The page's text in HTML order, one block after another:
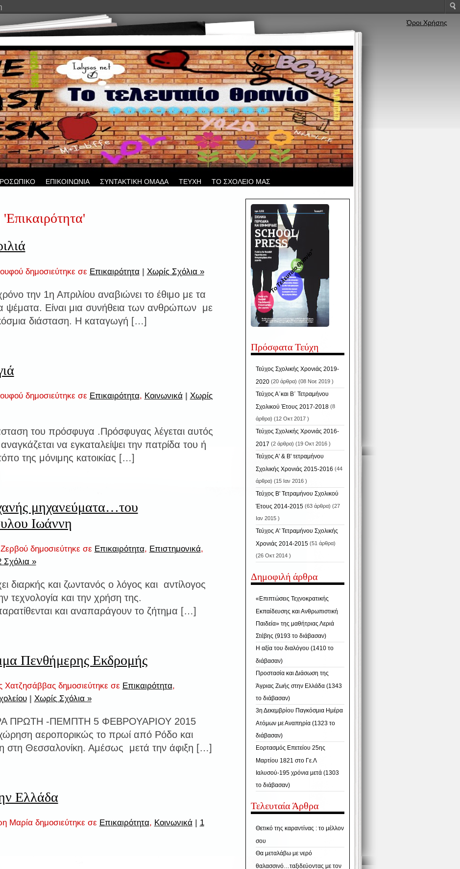
ΕΠΙΚΟΙΝΩΝΙΑ ΣΥΝΤΑΚΤΙΚΗ ΟΜΑΔΑ ΤΕΥΧΗ ΤΟ ΣΧΟΛΕΙΟ ΜΑΣ
δημοσιεύτηκε σε Επικαιρότητα | Χωρίς Σχόλια »
την 1η Απριλίου αναβιώνει το έθιμο με τα
ψέματα. Είναι μια συνήθεια των ανθρώπων με
διάσταση. Η καταγωγή […]
δημοσιεύτηκε σε Επικαιρότητα, Κοινωνικά | Χωρίς
του πρόσφυγα .Πρόσφυγας λέγεται αυτός
να εγκαταλείψει την πατρίδα του ή
της μόνιμης κατοικίας […]
μηχανεύματα…του
Ιωάννη
δημοσιεύτηκε σε Επικαιρότητα, Επιστημονικά,
Σχόλια »
διαρκής και ζωντανός ο λόγος και αντίλογος
τεχνολογία και την χρήση της.
και αναπαράγουν το ζήτημα […]
Πενθήμερης Eκδρομής
δημοσιεύτηκε σε Επικαιρότητα,
| Χωρίς Σχόλια »
ΠΡΩΤΗ -ΠΕΜΠΤΗ 5 ΦΕΒΡΟΥΑΡΙΟΥ 2015
αεροπορικώς το πρωί από Ρόδο και
στη Θεσσαλονίκη. Αμέσως μετά την άφιξη […]
Ελλάδα
Μαρία δημοσιεύτηκε σε Επικαιρότητα, Κοινωνικά | 1
"Το Τελευταίο Θρανίο"
Πρόσφατα Τεύχη
Τεύχος Σχολικής Χρονιάς 2019-
2020(20 άρθρα) (08 Νοε 2019 )
Τεύχος Α΄και Β΄ Τετραμήνου
Σχολικού Έτους 2017-2018(8
άρθρα) (12 Οκτ 2017 )
Τεύχος Σχολικής Χρονιάς 2016-
2017 (2 άρθρα) (19 Οκτ 2016 )
Τεύχος Α' & Β' τετραμήνου
Σχολικής Χρονιάς 2015-2016 (44
άρθρα) (15 Ιαν 2016 )
Τεύχος Β' Τετραμήνου Σχολικού
Έτους 2014-2015(63 άρθρα) (27
Ιαν 2015 )
Τεύχος A' Τετραμήνου Σχολικής
Χρονιάς 2014-2015(51 άρθρα)
(26 Οκτ 2014 )
Δημοφιλή άρθρα
«Επιπτώσεις Τεχνοκρατικής
Εκπαίδευσης και Ανθρωπιστική
Παιδεία» της μαθήτριας Λεριά
Στέβης (9193 το διάβασαν)
Η αξία του διαλόγου (1410 το
διάβασαν)
Προστασία και Διάσωση της
Άγριας Ζωής στην Ελλάδα (1343
το διάβασαν)
3η Δεκεμβρίου Παγκόσμια Ημέρα
Ατόμων με Αναπηρία (1323 το
διάβασαν)
Εορτασμός Επετείου 25ης
Μαρτίου 1821 στο Γε.Λ
Ιαλυσού-195 χρόνια μετά (1303
το διάβασαν)
Τελευταία Άρθρα
Θετικό της καραντίνας : το μέλλον
σου
Θα μεταλάβω με νερό
θαλασσινό…ταξιδεύοντας με τον
Όροι Χρήσης